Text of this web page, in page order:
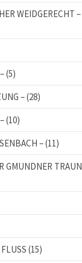
WEIDGERECHT –
(5)
–(28)
(10)
–(11)
GMUNDNER TRAUN
(15)